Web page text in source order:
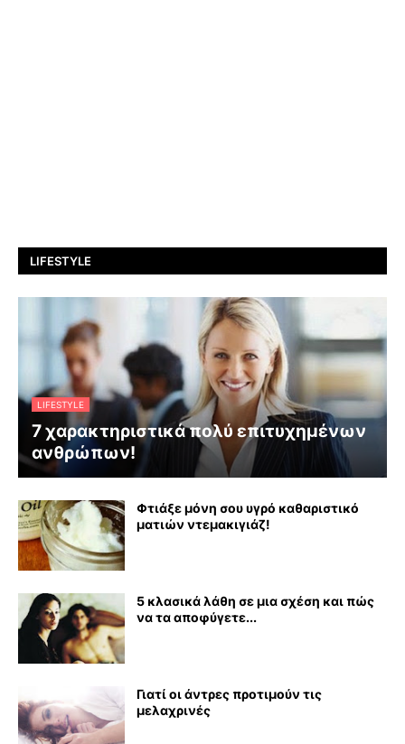
LIFESTYLE
LIFESTYLE
7 χαρακτηριστικά πολύ επιτυχημένων
ανθρώπων!
Φτιάξε μόνη σου υγρό καθαριστικό
ματιών ντεμακιγιάζ!
5 κλασικά λάθη σε μια σχέση και πώς
να τα αποφύγετε...
Γιατί οι άντρες προτιμούν τις
μελαχρινές